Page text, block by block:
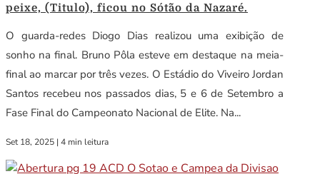
peixe, (Titulo), ficou no Sótão da Nazaré.
O guarda-redes Diogo Dias realizou uma exibição de
sonho na final. Bruno Pôla esteve em destaque na meia-
final ao marcar por três vezes. O Estádio do Viveiro Jordan
Santos recebeu nos passados dias, 5 e 6 de Setembro a
Fase Final do Campeonato Nacional de Elite. Na...
Set 18, 2025 | 4 min leitura